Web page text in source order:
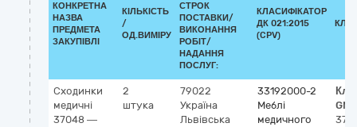
КОНКРЕТНА
НАЗВА
ПРЕДМЕТА
ЗАКУПІВЛІ
КІЛЬКІСТЬ
/
ОД.ВИМІРУ
СТРОК
ПОСТАВКИ/
ВИКОНАННЯ
РОБІТ/
НАДАННЯ
ПОСЛУГ:
КЛАСИФІКАТОР
ДК 021:2015
(CPV)
Сходинки
медичні
37048 —
2
штука
79022
Україна
Львівська
33192000-2
Меблі
медичного